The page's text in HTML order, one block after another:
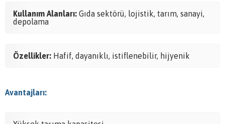
Kullanım Alanları: Gıda sektörü, lojistik, tarım, sanayi,
depolama
Özellikler: Hafif, dayanıklı, istiflenebilir, hijyenik
Avantajları: